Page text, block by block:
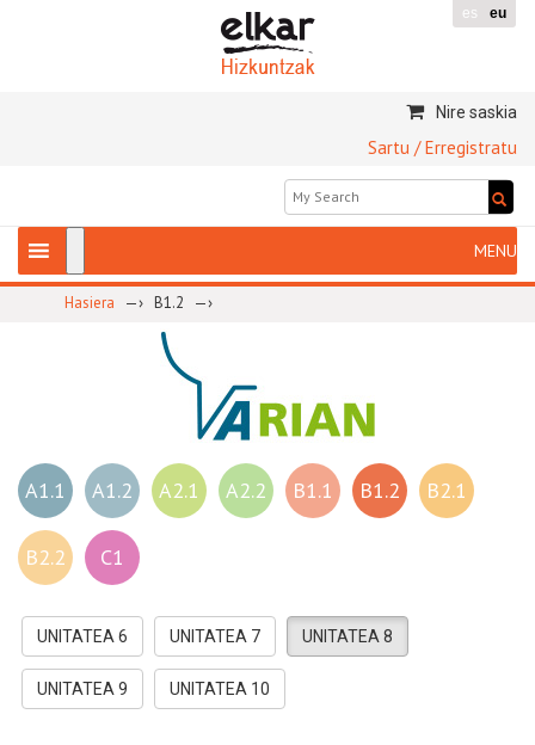
es eu
Nire saskia
Sartu / Erregistratu
Hasiera —› B1.2 —›
A1.1 A1.2 A2.1 A2.2 B1.1 B1.2 B2.1
B2.2 C1
UNITATEA 6 UNITATEA 7 UNITATEA 8
UNITATEA 9 UNITATEA 10